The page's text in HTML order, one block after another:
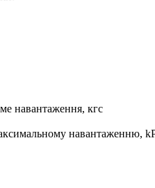
навантаження, кгс
навантаженню,